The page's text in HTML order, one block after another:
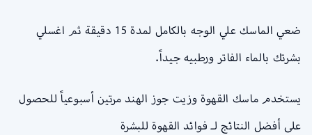
ضعي الماسك علي الوجه بالكامل لمدة 15 دقيقة ثم اغسلي
بشرتك بالماء الفاتر ورطبيه جيداً.
يستخدم ماسك القهوة وزيت جوز الهند مرتين أسبوعياً للحصول
على أفضل النتائج لـ فوائد القهوة للبشرة